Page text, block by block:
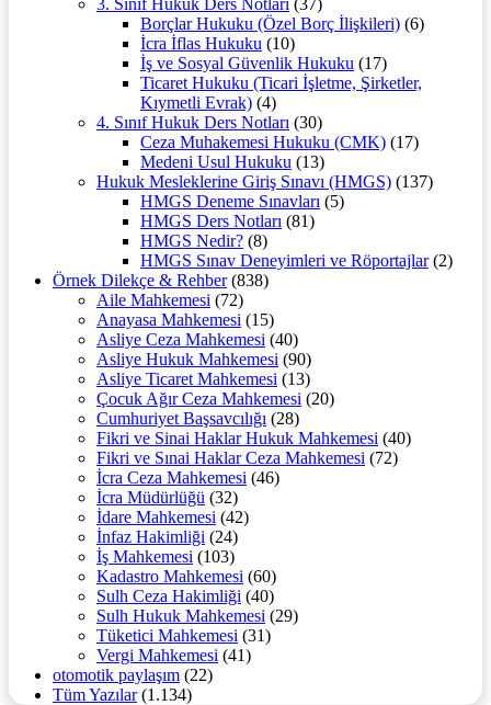
Borçlar Hukuku (Özel Borç İlişkileri) (6)
İcra İflas Hukuku (10)
İş ve Sosyal Güvenlik Hukuku (17)
Ticaret Hukuku (Ticari İşletme, Şirketler,
Kıymetli Evrak) (4)
4. Sınıf Hukuk Ders Notları (30)
Ceza Muhakemesi Hukuku (CMK) (17)
Medeni Usul Hukuku (13)
Hukuk Mesleklerine Giriş Sınavı (HMGS) (137)
HMGS Deneme Sınavları (5)
HMGS Ders Notları (81)
HMGS Nedir? (8)
HMGS Sınav Deneyimleri ve Röportajlar(2)
Örnek Dilekçe & Rehber(838)
Aile Mahkemesi (72)
Anayasa Mahkemesi (15)
Asliye Ceza Mahkemesi (40)
Asliye Hukuk Mahkemesi (90)
Asliye Ticaret Mahkemesi (13)
Çocuk Ağır Ceza Mahkemesi (20)
Cumhuriyet Başsavcılığı (28)
Fikri ve Sinai Haklar Hukuk Mahkemesi (40)
Fikri ve Sınai Haklar Ceza Mahkemesi (72)
İcra Ceza Mahkemesi (46)
İcra Müdürlüğü (32)
İdare Mahkemesi (42)
İnfaz Hakimliği (24)
İş Mahkemesi (103)
Kadastro Mahkemesi (60)
Sulh Ceza Hakimliği (40)
Sulh Hukuk Mahkemesi (29)
Tüketici Mahkemesi (31)
Vergi Mahkemesi (41)
otomotik paylaşım (22)
Tüm Yazılar(1.134)